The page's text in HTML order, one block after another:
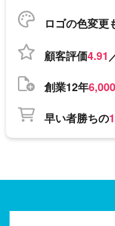
ロゴの色変更
顧客評価4.91
創業12年
早い者勝ちの